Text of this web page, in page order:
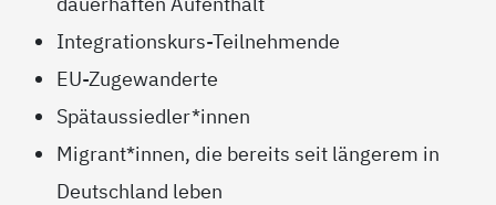
Integrationskurs-Teilnehmende
EU-Zugewanderte
Spätaussiedler*innen
Migrant*innen, die bereits seit längerem in
Deutschland leben